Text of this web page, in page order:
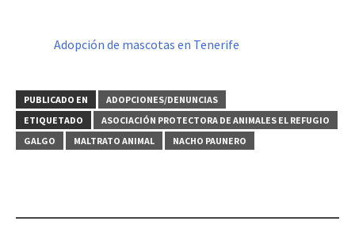
Adopción de mascotas en Tenerife
PUBLICADO EN
ADOPCIONES/DENUNCIAS
ETIQUETADO
ASOCIACIÓN PROTECTORA DE ANIMALES EL REFUGIO
GALGO
MALTRATO ANIMAL NACHO PAUNERO